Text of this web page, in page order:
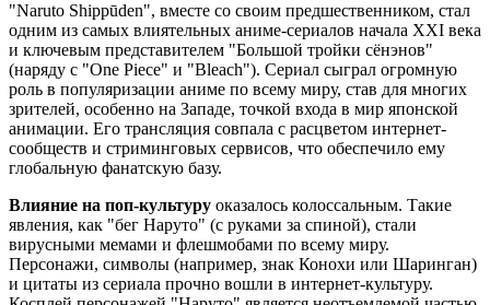
"Naruto Shippūden", вместе со своим предшественником, стал
одним из самых влиятельных аниме-сериалов начала XXI века
и ключевым представителем "Большой тройки сёнэнов"
(наряду с "One Piece" и "Bleach"). Сериал сыграл огромную
роль в популяризации аниме по всему миру, став для многих
зрителей, особенно на Западе, точкой входа в мир японской
анимации. Его трансляция совпала с расцветом интернет-
сообществ и стриминговых сервисов, что обеспечило ему
глобальную фанатскую базу.
Влияние на поп-культуру оказалось колоссальным. Такие
явления, как "бег Наруто" (с руками за спиной), стали
вирусными мемами и флешмобами по всему миру.
Персонажи, символы (например, знак Конохи или Шаринган)
и цитаты из сериала прочно вошли в интернет-культуру.